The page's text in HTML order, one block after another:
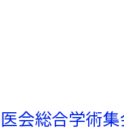
会総合学術